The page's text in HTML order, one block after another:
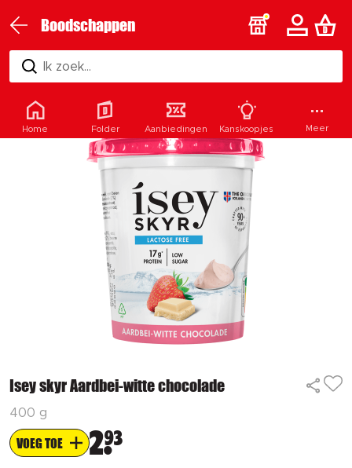
Boodschappen
Ik zoek...
Isey skyr Aardbei-witte chocolade
400 g
VOEG TOE 293
Home Folder Aanbiedingen Kanskoopjes Meer